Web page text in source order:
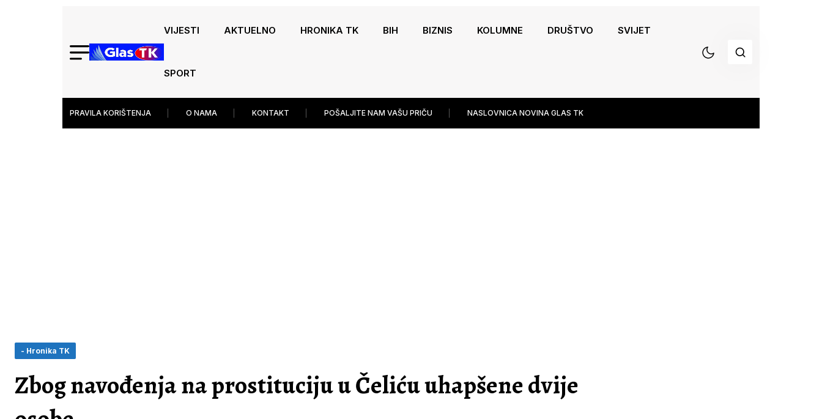
VIJESTI AKTUELNO HRONIKA TK BIH BIZNIS KOLUMNE DRUŠTVO SVIJET
SPORT
PRAVILA KORIŠTENJA O NAMA KONTAKT POŠALJITE NAM VAŠU PRIČU NASLOVNICA NOVINA GLAS TK
- Hronika TK
Zbog navođenja na prostituciju u Čeliću uhapšene dvije